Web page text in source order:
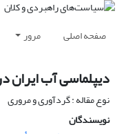
صفحه اصلی مرور
دیپلماسی آب ایران
نوع مقاله : گردآوری و مروری
نویسندگان